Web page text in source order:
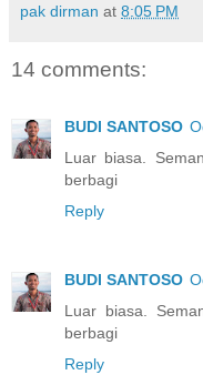
pak dirman at 8:05 PM
14 comments:
BUDI SANTOSO
Luar biasa.
berbagi
Reply
BUDI SANTOSO
Luar biasa.
berbagi
Reply